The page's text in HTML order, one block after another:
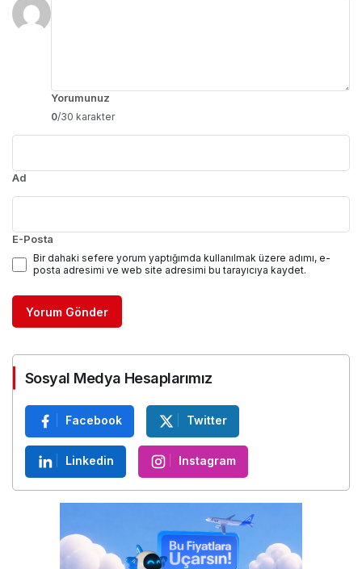
Yorumunuz
0/30 karakter
Ad
E-Posta
Bir dahaki sefere yorum yaptığımda kullanılmak üzere adımı, e-
posta adresimi ve web site adresimi bu tarayıcıya kaydet.
Yorum Gönder
Sosyal Medya Hesaplarımız
Facebook Twitter
Linkedin Instagram